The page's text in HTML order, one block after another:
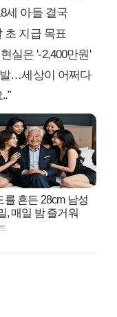
세 아들 결국
초 지급 목표
실은 '-2,400만원'
…세상이 어쩌다
를 흔든 28cm 남성
, 매일 밤 즐거워